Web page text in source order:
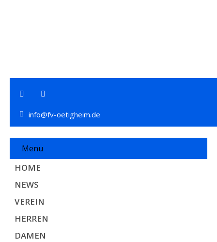
info@fv-oetigheim.de
Menu
HOME
NEWS
VEREIN
HERREN
DAMEN